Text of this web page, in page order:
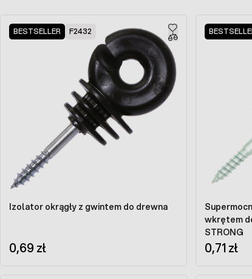
BESTSELLER F2432
Izolator okrągły z gwintem do drewna
0,69 zł
wkrętem
STRONG
0,71 zł